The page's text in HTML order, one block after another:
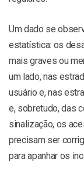
Um dado se
estatística: os
mais graves ou
um lado, nas
usuário e, nas
e, sobretudo, das
sinalização, os
precisam ser
para apanhar os